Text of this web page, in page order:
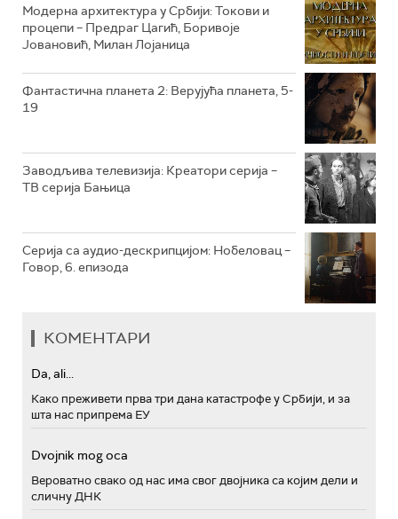
РТС КОЛО
Модерна архитектура у Србији: Токови и
процепи – Предраг Цагић, Боривоје
Јовановић, Милан Лојаница
Фантастична планета 2: Верујућа планета, 5-
19
Заводљива телевизија: Креатори серија –
ТВ серија Бањица
Серија са аудио-дескрипцијом: Нобеловац –
Говор, 6. епизода
КОМЕНТАРИ
Da, ali...
Како преживети прва три дана катастрофе у Србији, и за
шта нас припрема ЕУ
Dvojnik mog oca
Вероватно свако од нас има свог двојника са којим дели и
сличну ДНК